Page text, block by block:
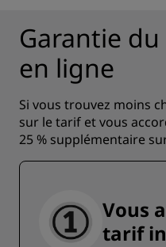
Garantie
en ligne
Si vous trouvez moins
sur le tarif et vous
25 % supplémentaire
Vous
tarif